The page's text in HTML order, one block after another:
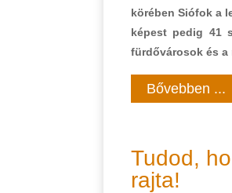
körében Siófok a
képest pedig 41
fürdővárosok és a
Bővebben ...
Tudod,
rajta!